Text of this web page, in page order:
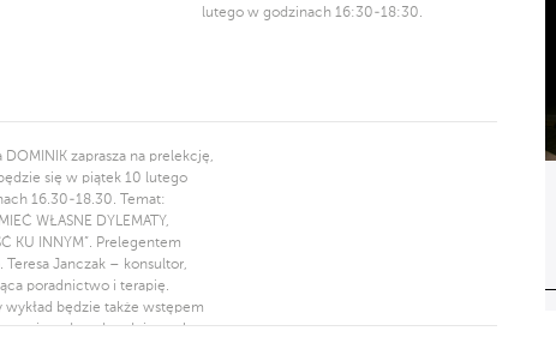
lutego w godzinach 16:30-18:30.
DOMINIK zaprasza na prelekcję,
się w piątek 10 lutego
16.30-18.30. Temat:
WŁASNE DYLEMATY,
KU INNYM”. Prelegentem
Teresa Janczak – konsultor,
poradnictwo i terapię.
wykład będzie także wstępem
do o dwudniowych